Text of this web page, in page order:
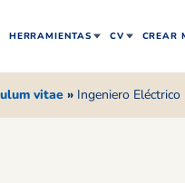
HERRAMIENTAS CV CREAR
vitae » Ingeniero Eléctrico